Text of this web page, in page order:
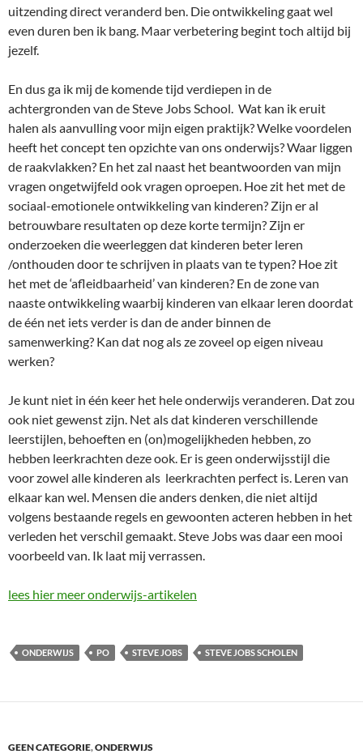
uitzending direct veranderd ben. Die ontwikkeling gaat wel
even duren ben ik bang. Maar verbetering begint toch altijd bij
jezelf.
En dus ga ik mij de komende tijd verdiepen in de
achtergronden van de Steve Jobs School. Wat kan ik eruit
halen als aanvulling voor mijn eigen praktijk? Welke voordelen
heeft het concept ten opzichte van ons onderwijs? Waar liggen
de raakvlakken? En het zal naast het beantwoorden van mijn
vragen ongetwijfeld ook vragen oproepen. Hoe zit het met de
sociaal-emotionele ontwikkeling van kinderen? Zijn er al
betrouwbare resultaten op deze korte termijn? Zijn er
onderzoeken die weerleggen dat kinderen beter leren
/onthouden door te schrijven in plaats van te typen? Hoe zit
het met de ‘afleidbaarheid’ van kinderen? En de zone van
naaste ontwikkeling waarbij kinderen van elkaar leren doordat
de één net iets verder is dan de ander binnen de
samenwerking? Kan dat nog als ze zoveel op eigen niveau
werken?
Je kunt niet in één keer het hele onderwijs veranderen. Dat zou
ook niet gewenst zijn. Net als dat kinderen verschillende
leerstijlen, behoeften en (on)mogelijkheden hebben, zo
hebben leerkrachten deze ook. Er is geen onderwijsstijl die
voor zowel alle kinderen als leerkrachten perfect is. Leren van
elkaar kan wel. Mensen die anders denken, die niet altijd
volgens bestaande regels en gewoonten acteren hebben in het
verleden het verschil gemaakt. Steve Jobs was daar een mooi
voorbeeld van. Ik laat mij verrassen.
lees hier meer onderwijs-artikelen
ONDERWIJS PO STEVE JOBS STEVE JOBS SCHOLEN
GEEN CATEGORIE,ONDERWIJS